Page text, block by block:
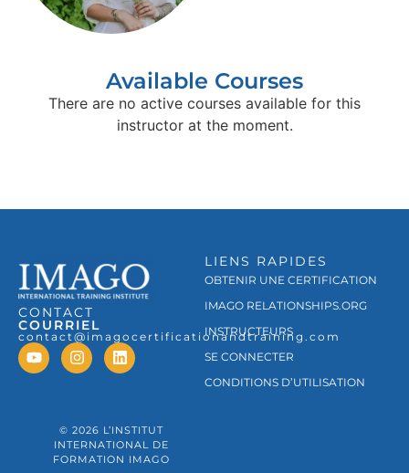
Available Courses
There are no active courses available for this
instructor at the moment.
CONTACT
COURRIEL
contact@imagocertificationandtraining.com
LIENS RAPIDES
OBTENIR UNE CERTIFICATION
IMAGO RELATIONSHIPS.ORG
INSTRUCTEURS
SE CONNECTER
CONDITIONS D’UTILISATION
© 2026 L’INSTITUT
INTERNATIONAL DE
FORMATION IMAGO